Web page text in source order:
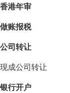
香港年审
做账报税
公司转让
现成公司转让
银行开户